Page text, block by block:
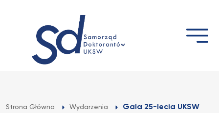
Strona Główna Wydarzenia Gala 25-lecia UKSW